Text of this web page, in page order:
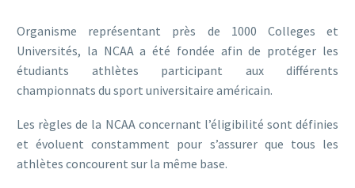
Organisme représentant près de 1000 Colleges et
Universités, la NCAA a été fondée afin de protéger les
étudiants athlètes participant aux différents
championnats du sport universitaire américain.
Les règles de la NCAA concernant l’éligibilité sont définies
et évoluent constamment pour s’assurer que tous les
athlètes concourent sur la même base.